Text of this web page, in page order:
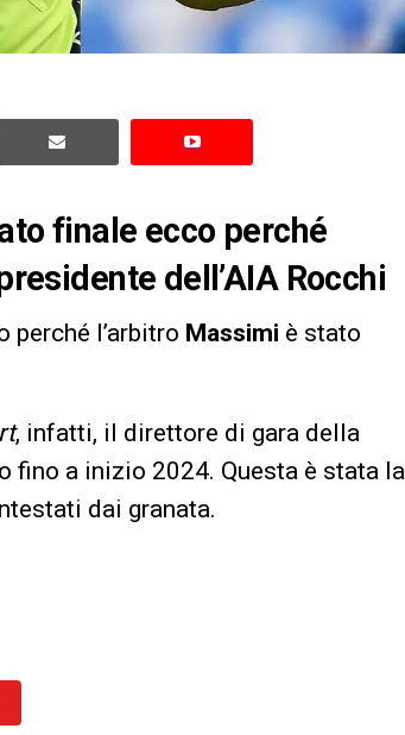
finale ecco perché
dell’AIA Rocchi
perché l’arbitro Massimi è stato
, infatti, il direttore di gara della
fino a inizio 2024. Questa è stata la
dai granata.